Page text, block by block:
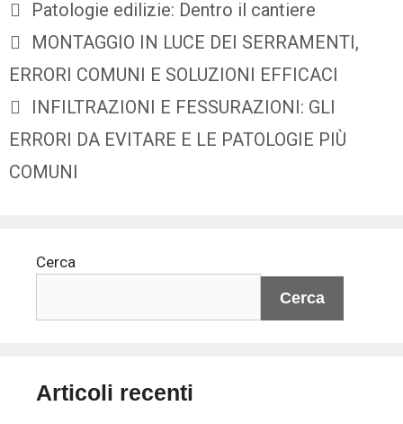
Patologie edilizie: Dentro il cantiere
MONTAGGIO IN LUCE DEI SERRAMENTI,
ERRORI COMUNI E SOLUZIONI EFFICACI
INFILTRAZIONI E FESSURAZIONI: GLI
ERRORI DA EVITARE E LE PATOLOGIE PIÙ
COMUNI
Cerca
Cerca
Articoli recenti